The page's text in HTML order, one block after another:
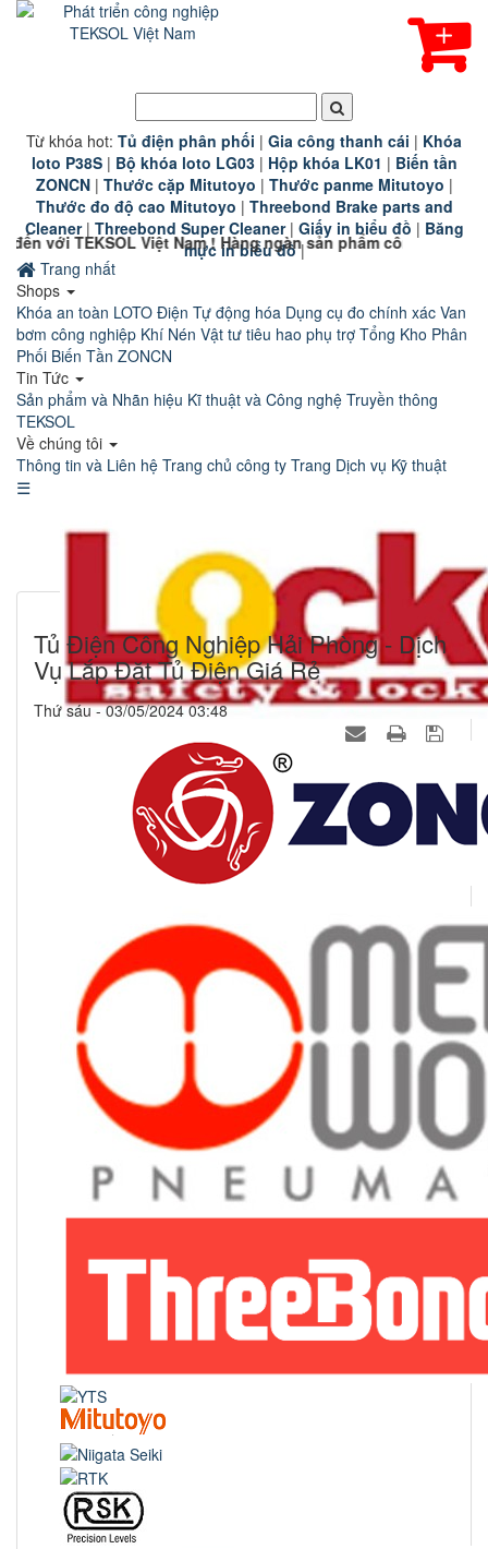
Từ khóa hot: Tủ điện phân phối | Gia công thanh cái | Khóa
loto P38S| Bộ khóa loto LG03| Hộp khóa LK01 | Biến tần
ZONCN| Thước cặp Mitutoyo | Thước panme Mitutoyo |
Thước đo độ cao Mitutoyo | Threebond Brake parts and
Cleaner| Threebond Super Cleaner| Giấy in biểu đồ | Băng
mực in biểu đồ |
Việt Nam ! Hàng ngàn sản phẩm công nghiệp chính
Trang nhất
Shops
Khóa an toàn LOTO Điện Tự động hóa Dụng cụ đo chính xác Van
bơm công nghiệp Khí Nén Vật tư tiêu hao phụ trợ Tổng Kho Phân
Phối Biến Tần ZONCN
Tin Tức
Sản phẩm và Nhãn hiệu Kĩ thuật và Công nghệ Truyền thông
TEKSOL
Về chúng tôi
Thông tin và Liên hệ Trang chủ công ty Trang Dịch vụ Kỹ thuật
☰
Tủ Điện Công Nghiệp Hải Phòng - Dịch
Vụ Lắp Đặt Tủ Điện Giá Rẻ
Thứ sáu - 03/05/2024 03:48